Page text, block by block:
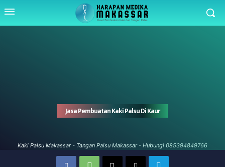
Jasa Pembuatan Kaki Palsu Di Kaur
Kaki Palsu Makassar - Tangan Palsu Makassar - Hubungi 085394849766